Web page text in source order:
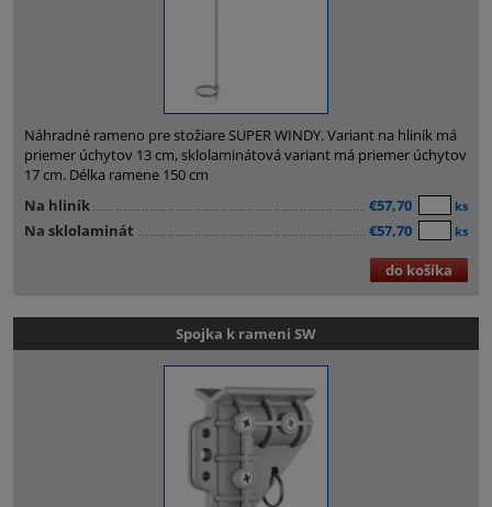
Náhradné rameno pre stožiare SUPER WINDY. Variant na hliník má
priemer úchytov 13 cm, sklolaminátová variant má priemer úchytov
17 cm. Délka ramene 150 cm
Na hliník
€57,70 ks
Na sklolaminát €57,70 ks
do košíka
Spojka k rameni SW